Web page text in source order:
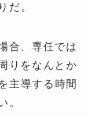
だ。
合、専任では
りをなんとか
主導する時間
。